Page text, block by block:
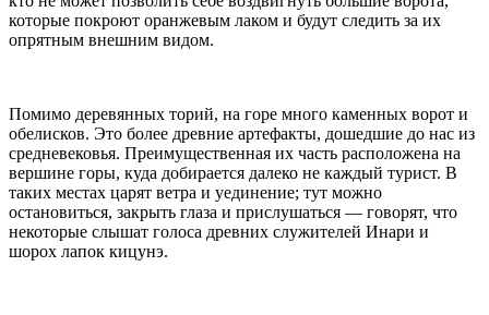
которые покроют оранжевым лаком и будут следить за их
опрятным внешним видом.
Помимо деревянных торий, на горе много каменных ворот и
обелисков. Это более древние артефакты, дошедшие до нас из
средневековья. Преимущественная их часть расположена на
вершине горы, куда добирается далеко не каждый турист. В
таких местах царят ветра и уединение; тут можно
остановиться, закрыть глаза и прислушаться — говорят, что
некоторые слышат голоса древних служителей Инари и
шорох лапок кицунэ.